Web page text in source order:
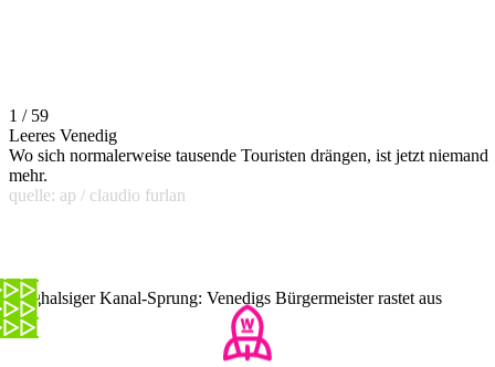
1 / 59
Leeres Venedig
Wo sich normalerweise tausende Touristen drängen, ist jetzt niemand
mehr.
quelle: ap / claudio furlan
Waghalsiger Kanal-Sprung: Venedigs Bürgermeister rastet aus